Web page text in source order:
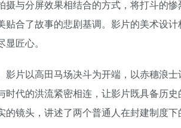
与分屏效果相结合的方式，将打斗的
合了故事的悲剧基调。影片的美术设
匠心。
片以高田马场决斗为开端，以赤穗浪
代的洪流紧密相连，让影片既具备历
镜头，讲述了两个普通人在封建制度